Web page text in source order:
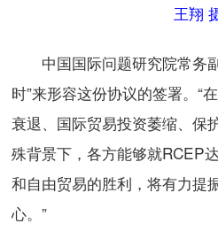
王翔
中国国际问题研究院常务
时”来形容这份协议的签署。“
衰退、国际贸易投资萎缩、保
殊背景下，各方能够就RCEP
和自由贸易的胜利，将有力提
心。”